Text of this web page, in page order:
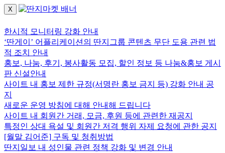
X
한시적 모니터링 강화 안내
‘딴게이’ 어플리케이션의 딴지그룹 콘텐츠 무단 도용 관련 법
적 조치 안내
홍보, 나눔, 후기, 봉사활동 모집, 할인 정보 등 나눔&홍보 게시
판 신설안내
사이트 내 홍보 제한 규정(서명란 홍보 금지 등) 강화 안내 공
지
새로운 운영 방침에 대해 안내해 드립니다
사이트 내 회원간 거래, 모금, 후원 등에 관련한 재공지
특정인 상대 욕설 및 회원간 저격 행위 자제 요청에 관한 공지
[월말 김어준] 구독 및 청취방법
딴지일보 내 성인물 관련 정책 강화 및 변경 안내